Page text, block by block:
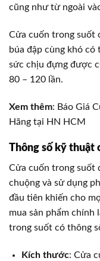
cũng như từ ngoài
Cửa cuốn trong suốt
búa đập cùng khó
sức chịu đựng được
80 – 120 lần.
Xem thêm: Báo Giá
Hãng tại HN HCM
Thông số kỹ
Cửa cuốn trong suốt
chuộng và sử dụng
đầu tiên khiến cho
mua sản phẩm chính
trong suốt có thông
Kích thước: Cửa